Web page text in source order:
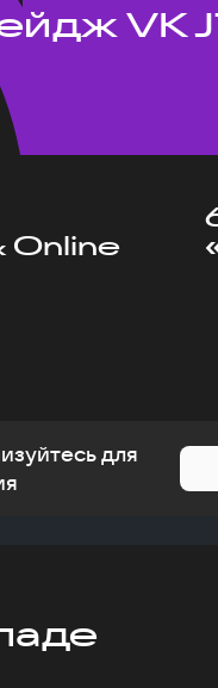
VK
Online
для